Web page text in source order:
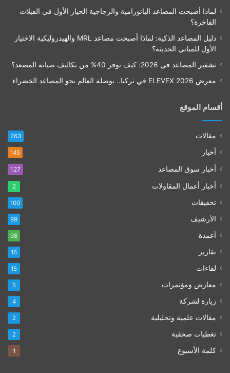
لماذا أصبحت المصاعد البانورامية والزجاجية الخيار الأول في الفيلات
الفاخرة؟
دليل المصاعد الذكية: لماذا أصبحت مصاعد MRL والهيدروليكية الاختيار
الأول للمباني الحديثة؟
تشفير المصاعد في 2026: كيف توفر 40% من تكاليف صيانة المصعد؟
معرض ELEVEX 2026 في تركيا.. بوصلة العالم نحو المصاعد الخضراء
أقسام الموقع
مقالات 263
أخبار 145
أخبار سوق المصاعد 127
أخبار أعمال المقاولات 2
تحقيقات 100
الأرشيف 99
أعمدة 98
تقارير 16
لقاءات 15
معارض ومؤتمرات 5
زيارة لشركة 4
مقالات علمية وتحليلية 2
تغطيات صحفية 2
كلمة الأسبوع 1